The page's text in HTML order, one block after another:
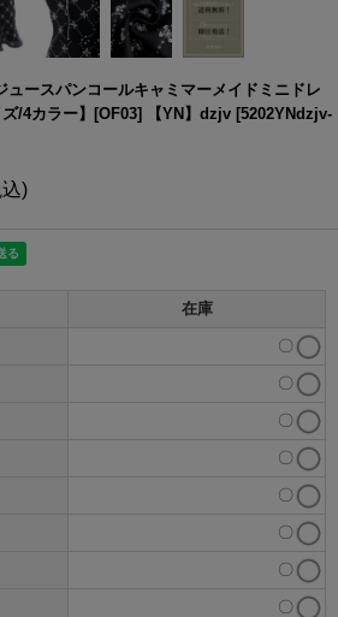
ュースパンコールキャミマーメイドミニドレ
/4カラー】[OF03] 【YN】dzjv [5202YNdzjv-
)
在庫
〇
〇
〇
〇
〇
〇
〇
〇